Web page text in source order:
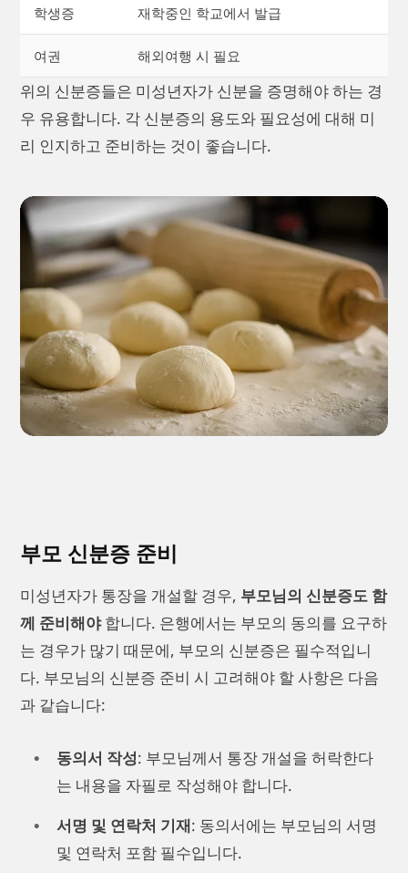
학생증 재학중인 학교에서 발급
여권 해외여행 시 필요
위의 신분증들은 미성년자가 신분을 증명해야 하는 경
우 유용합니다. 각 신분증의 용도와 필요성에 대해 미
리 인지하고 준비하는 것이 좋습니다.
부모 신분증 준비
미성년자가 통장을 개설할 경우, 부모님의 신분증도 함
께 준비해야합니다. 은행에서는 부모의 동의를 요구하
는 경우가 많기 때문에, 부모의 신분증은 필수적입니
다. 부모님의 신분증 준비 시 고려해야 할 사항은 다음
과 같습니다:
동의서 작성: 부모님께서 통장 개설을 허락한다
는 내용을 자필로 작성해야 합니다.
서명 및 연락처 기재: 동의서에는 부모님의 서명
및 연락처 포함 필수입니다.